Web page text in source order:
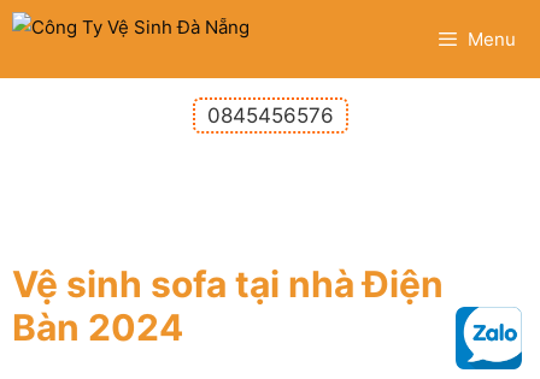
Menu
0845456576
Vệ sinh sofa tại nhà Điện
Bàn 2024